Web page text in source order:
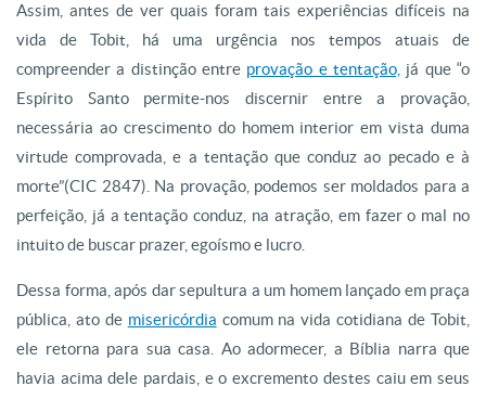
Assim, antes de ver quais foram tais experiências difíceis na
vida de Tobit, há uma urgência nos tempos atuais de
compreender a distinção entre provação e tentação, já que “o
Espírito Santo permite-nos discernir entre a provação,
necessária ao crescimento do homem interior em vista duma
virtude comprovada, e a tentação que conduz ao pecado e à
morte”(CIC 2847). Na provação, podemos ser moldados para a
perfeição, já a tentação conduz, na atração, em fazer o mal no
intuito de buscar prazer, egoísmo e lucro.
Dessa forma, após dar sepultura a um homem lançado em praça
pública, ato de misericórdia comum na vida cotidiana de Tobit,
ele retorna para sua casa. Ao adormecer, a Bíblia narra que
havia acima dele pardais, e o excremento destes caiu em seus